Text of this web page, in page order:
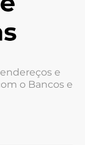
e
o Bancos e